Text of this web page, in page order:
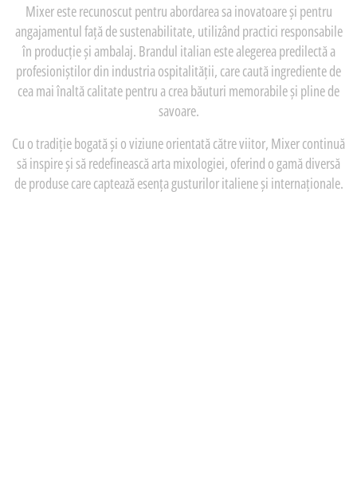
Mixer este recunoscut pentru abordarea sa inovatoare și pentru
angajamentul față de sustenabilitate, utilizând practici responsabile
în producție și ambalaj. Brandul italian este alegerea predilectă a
profesioniștilor din industria ospitalității, care caută ingrediente de
cea mai înaltă calitate pentru a crea băuturi memorabile și pline de
savoare.
Cu o tradiție bogată și o viziune orientată către viitor, Mixer continuă
să inspire și să redefinească arta mixologiei, oferind o gamă diversă
de produse care captează esența gusturilor italiene și internaționale.